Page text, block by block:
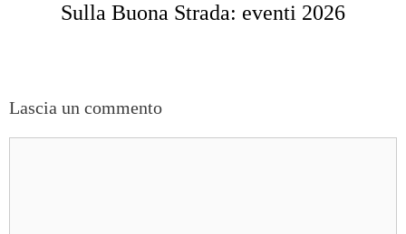
Sulla Buona Strada: eventi 2026
Lascia un commento